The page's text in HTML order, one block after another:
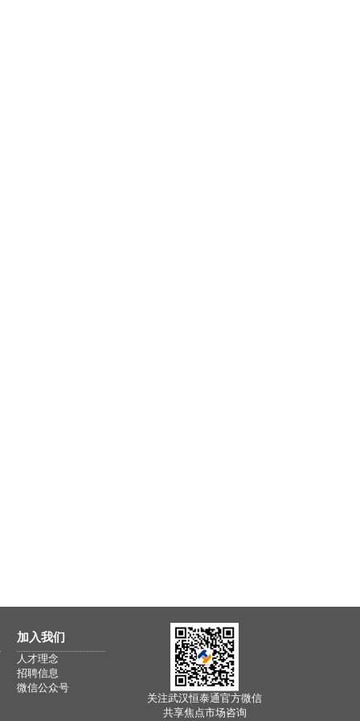
加入我们
人才理念
招聘信息
微信公众号
关注武汉恒泰通官方微信
共享焦点市场咨询